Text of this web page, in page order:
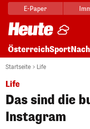
E-Paper
ÖsterreichSport
Startseite Life
Life
Das sind die
Instagram